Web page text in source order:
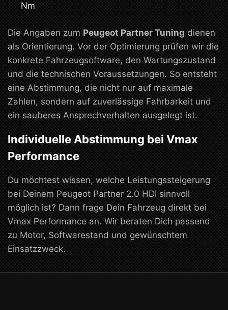
Nm
Die Angaben zum Peugeot Partner Tuning dienen
als Orientierung. Vor der Optimierung prüfen wir die
konkrete Fahrzeugsoftware, den Wartungszustand
und die technischen Voraussetzungen. So entsteht
eine Abstimmung, die nicht nur auf maximale
Zahlen, sondern auf zuverlässige Fahrbarkeit und
ein sauberes Ansprechverhalten ausgelegt ist.
Individuelle Abstimmung bei Vmax
Performance
Du möchtest wissen, welche Leistungssteigerung
bei Deinem Peugeot Partner 2.0 HDI sinnvoll
möglich ist? Dann frage Dein Fahrzeug direkt bei
Vmax Performance an. Wir beraten Dich passend
zu Motor, Softwarestand und gewünschtem
Einsatzzweck.